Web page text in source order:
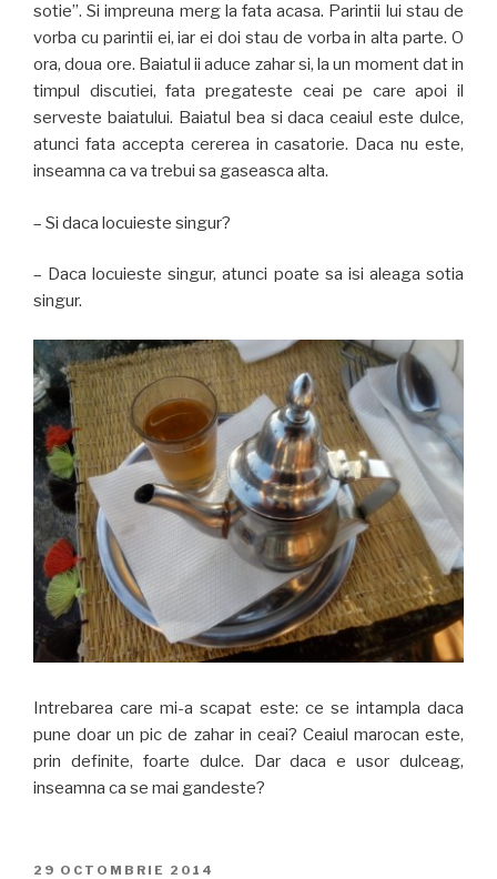
sotie”. Si impreuna merg la fata acasa. Parintii lui stau de
vorba cu parintii ei, iar ei doi stau de vorba in alta parte. O
ora, doua ore. Baiatul ii aduce zahar si, la un moment dat in
timpul discutiei, fata pregateste ceai pe care apoi il
serveste baiatului. Baiatul bea si daca ceaiul este dulce,
atunci fata accepta cererea in casatorie. Daca nu este,
inseamna ca va trebui sa gaseasca alta.
– Si daca locuieste singur?
– Daca locuieste singur, atunci poate sa isi aleaga sotia
singur.
Intrebarea care mi-a scapat este: ce se intampla daca
pune doar un pic de zahar in ceai? Ceaiul marocan este,
prin definite, foarte dulce. Dar daca e usor dulceag,
inseamna ca se mai gandeste?
PUBLICAT
29 OCTOMBRIE 2014